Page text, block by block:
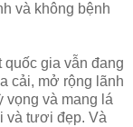
và không bệnh
quốc gia vẫn đang
cải, mở rộng lãnh
vọng và mang lá
và tươi đẹp. Và